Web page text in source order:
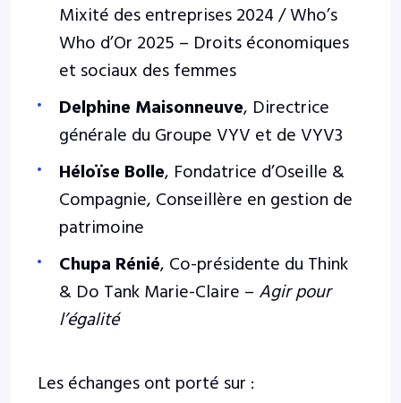
Mixité des entreprises 2024 / Who’s
Who d’Or 2025 – Droits économiques
et sociaux des femmes
Delphine Maisonneuve, Directrice
générale du Groupe VYV et de VYV3
Héloïse Bolle, Fondatrice d’Oseille &
Compagnie, Conseillère en gestion de
patrimoine
Chupa Rénié, Co-présidente du Think
& Do Tank Marie-Claire –Agir pour
l’égalité
Les échanges ont porté sur :